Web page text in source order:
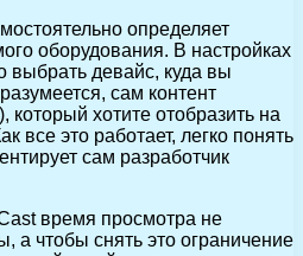
определяет
оборудования. В настройках
выбрать девайс, куда вы
сам контент
хотите отобразить на
все это работает, легко понять
сам разработчик
время просмотра не
а чтобы снять это ограничение